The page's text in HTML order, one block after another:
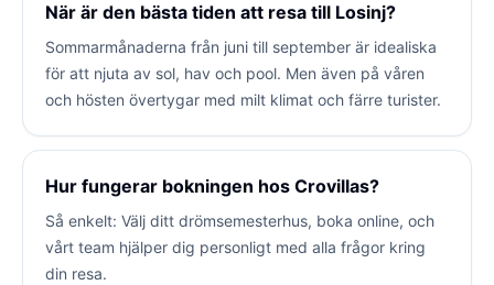
När är den bästa tiden att resa till Losinj?
Sommarmånaderna från juni till september är idealiska
för att njuta av sol, hav och pool. Men även på våren
och hösten övertygar med milt klimat och färre turister.
Hur fungerar bokningen hos Crovillas?
Så enkelt: Välj ditt drömsemesterhus, boka online, och
vårt team hjälper dig personligt med alla frågor kring
din resa.